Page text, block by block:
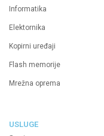
Informatika
Elektornika
Kopirni uređaji
Flash memorije
Mrežna oprema
USLUGE